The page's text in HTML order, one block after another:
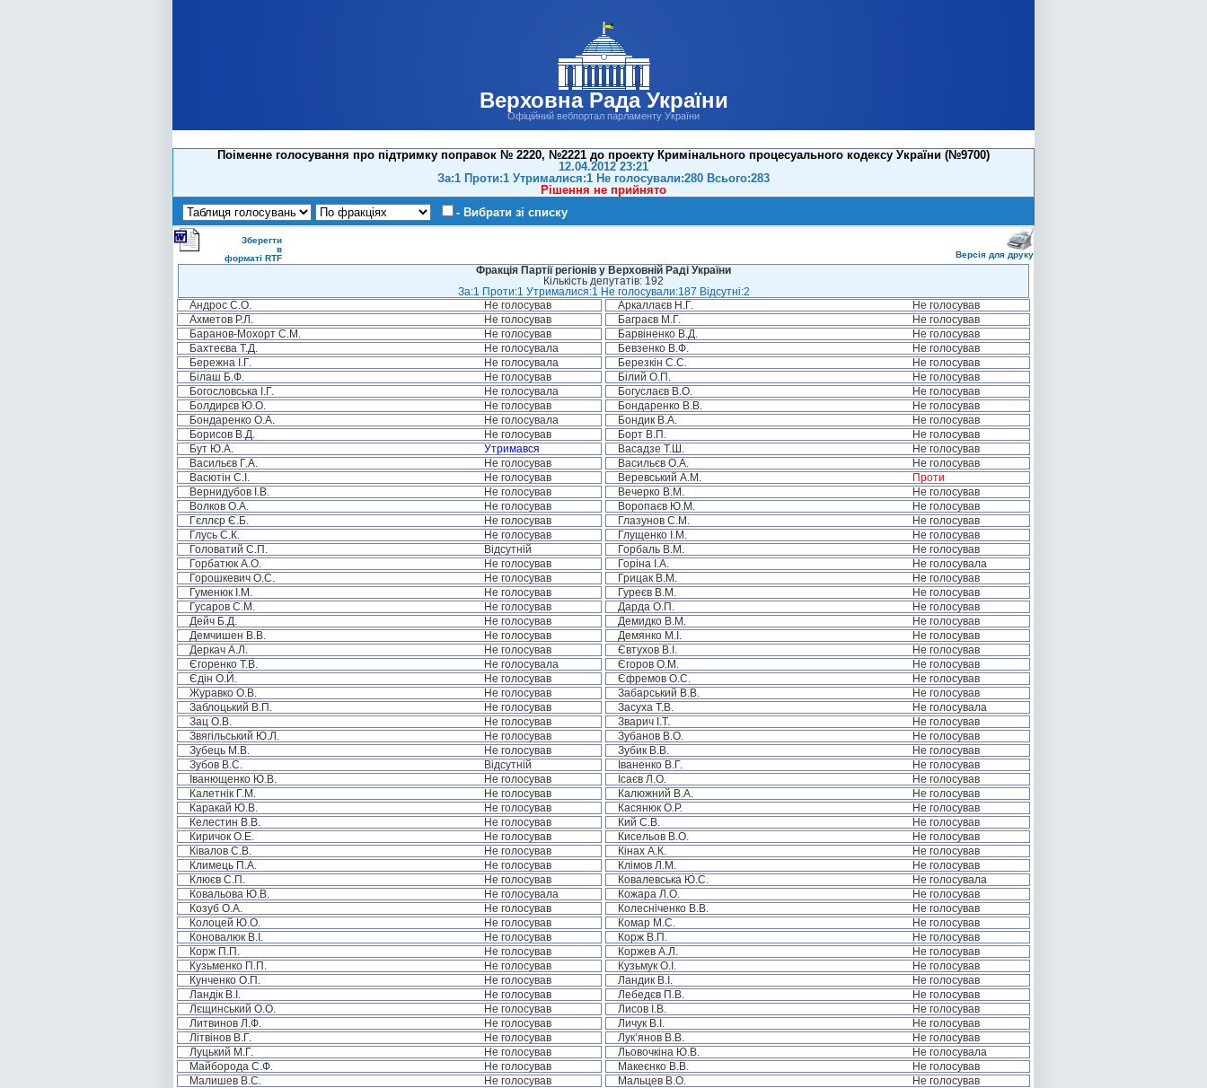
Верховна Рада України
Офіційний вебпортал парламенту України
Поіменне голосування про підтримку поправок № 2220, №2221 до проекту Кримінального процесуального кодексу України (№9700)
12.04.2012 23:21
За:1 Проти:1 Утрималися:1 Не голосували:280 Всього:283
Рішення не прийнято
- Вибрати зі списку
Зберегти
в
форматі RTF
Версія для друку
Фракція Партії регіонів у Верховній Раді України
Кількість депутатів: 192
За:1 Проти:1 Утрималися:1 Не голосували:187 Відсутні:2
Андрос С.О.
Не голосував Аркаллаєв Н.Г.
Не голосував
Ахметов Р.Л.
Не голосував Баграєв М.Г.
Не голосував
Баранов-Мохорт С.М.
Не голосував Барвіненко В.Д.
Не голосував
Бахтеєва Т.Д.
Не голосувала Бевзенко В.Ф.
Не голосував
Бережна І.Г.
Не голосувала Березкін С.С.
Не голосував
Білаш Б.Ф.
Не голосував Білий О.П.
Не голосував
Богословська І.Г.
Не голосувала Богуслаєв В.О.
Не голосував
Болдирєв Ю.О.
Не голосував Бондаренко В.В.
Не голосував
Бондаренко О.А.
Не голосувала Бондик В.А.
Не голосував
Борисов В.Д.
Не голосував Борт В.П.
Не голосував
Бут Ю.А.
Утримався Васадзе Т.Ш.
Не голосував
Васильєв Г.А.
Не голосував Васильєв О.А.
Не голосував
Васютін С.І.
Не голосував Веревський А.М.
Проти
Вернидубов І.В.
Не голосував Вечерко В.М.
Не голосував
Волков О.А.
Не голосував Воропаєв Ю.М.
Не голосував
Гєллєр Є.Б.
Не голосував Глазунов С.М.
Не голосував
Глусь С.К.
Не голосував Глущенко І.М.
Не голосував
Головатий С.П.
Відсутній Горбаль В.М.
Не голосував
Горбатюк А.О.
Не голосував Горіна І.А.
Не голосувала
Горошкевич О.С.
Не голосував Грицак В.М.
Не голосував
Гуменюк І.М.
Не голосував Гуреєв В.М.
Не голосував
Гусаров С.М.
Не голосував Дарда О.П.
Не голосував
Дейч Б.Д.
Не голосував Демидко В.М.
Не голосував
Демчишен В.В.
Не голосував Демянко М.І.
Не голосував
Деркач А.Л.
Не голосував Євтухов В.І.
Не голосував
Єгоренко Т.В.
Не голосувала Єгоров О.М.
Не голосував
Єдін О.Й.
Не голосував Єфремов О.С.
Не голосував
Журавко О.В.
Не голосував Забарський В.В.
Не голосував
Заблоцький В.П.
Не голосував Засуха Т.В.
Не голосувала
Зац О.В.
Не голосував Зварич І.Т.
Не голосував
Звягільський Ю.Л.
Не голосував Зубанов В.О.
Не голосував
Зубець М.В.
Не голосував Зубик В.В.
Не голосував
Зубов В.С.
Відсутній Іваненко В.Г.
Не голосував
Іванющенко Ю.В.
Не голосував Ісаєв Л.О.
Не голосував
Калетнік Г.М.
Не голосував Калюжний В.А.
Не голосував
Каракай Ю.В.
Не голосував Касянюк О.Р.
Не голосував
Келестин В.В.
Не голосував Кий С.В.
Не голосував
Киричок О.Е.
Не голосував Кисельов В.О.
Не голосував
Ківалов С.В.
Не голосував Кінах А.К.
Не голосував
Климець П.А.
Не голосував Клімов Л.М.
Не голосував
Клюєв С.П.
Не голосував Ковалевська Ю.С.
Не голосувала
Ковальова Ю.В.
Не голосувала Кожара Л.О.
Не голосував
Козуб О.А.
Не голосував Колесніченко В.В.
Не голосував
Колоцей Ю.О.
Не голосував Комар М.С.
Не голосував
Коновалюк В.І.
Не голосував Корж В.П.
Не голосував
Корж П.П.
Не голосував Коржев А.Л.
Не голосував
Кузьменко П.П.
Не голосував Кузьмук О.І.
Не голосував
Кунченко О.П.
Не голосував Ландик В.І.
Не голосував
Ландік В.І.
Не голосував Лебедєв П.В.
Не голосував
Лєщинський О.О.
Не голосував Лисов І.В.
Не голосував
Литвинов Л.Ф.
Не голосував Личук В.І.
Не голосував
Літвінов В.Г.
Не голосував Лук’янов В.В.
Не голосував
Луцький М.Г.
Не голосував Льовочкіна Ю.В.
Не голосувала
Майборода С.Ф.
Не голосував Макеєнко В.В.
Не голосував
Малишев В.С.
Не голосував Мальцев В.О.
Не голосував